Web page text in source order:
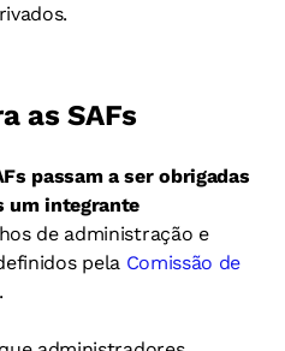
as SAFs
passam a ser obrigadas
um integrante
de administração e
pela Comissão de
.